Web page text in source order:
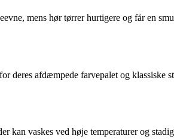
mens hør tørrer hurtigere og får en
afdæmpede farvepalet og klassiske
vaskes ved høje temperaturer og